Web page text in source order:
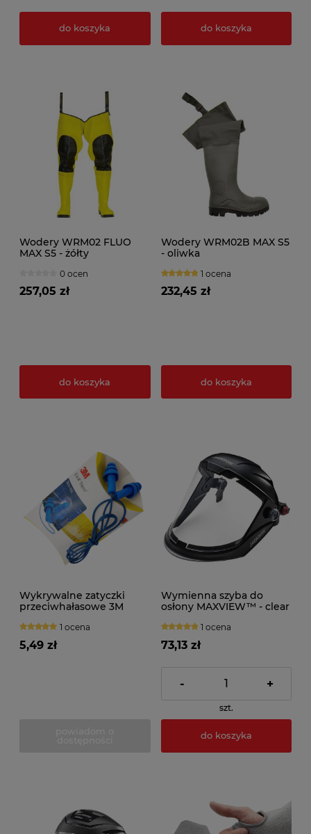
do koszyka do koszyka
Wodery WRM02 FLUO
MAX S5 - żółty
0 ocen
257,05 zł
do koszyka
Wodery WRM02B MAX S5
- oliwka
1 ocena
232,45 zł
do koszyka
Wykrywalne zatyczki
przeciwhałasowe 3M
1 ocena
5,49 zł
Wymienna szyba do
osłony MAXVIEW™ - clear
1 ocena
73,13 zł
- +
szt.
do koszyka